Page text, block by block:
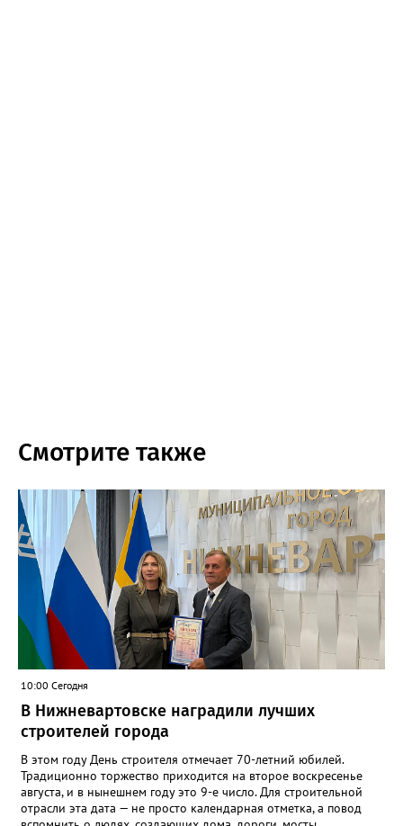
Смотрите также
10:00 Сегодня
В Нижневартовске наградили лучших
строителей города
В этом году День строителя отмечает 70-летний юбилей.
Традиционно торжество приходится на второе воскресенье
августа, и в нынешнем году это 9-е число. Для строительной
отрасли эта дата — не просто календарная отметка, а повод